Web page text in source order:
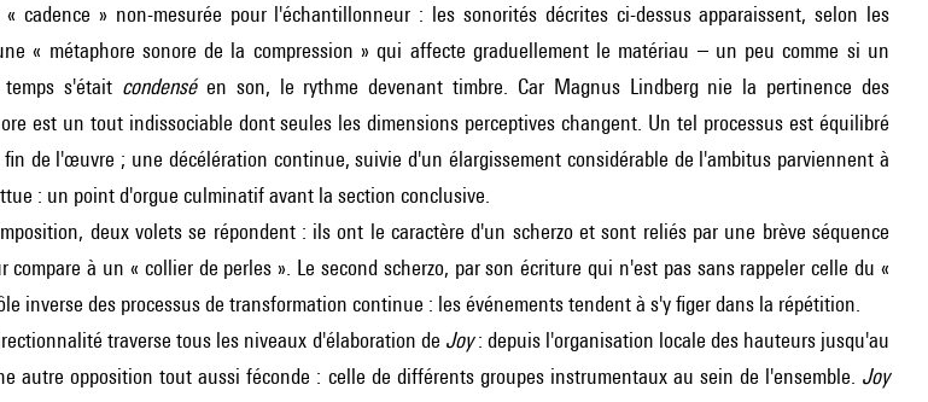
cadence » non-mesurée pour l'échantillonneur : les sonorités décrites ci-dessus apparaissent, selon les
« métaphore sonore de la compression » qui affecte graduellement le matériau – un peu comme si un
s'était condenséen son, le rythme devenant timbre. Car Magnus Lindberg nie la pertinence des
est un tout indissociable dont seules les dimensions perceptives changent. Un tel processus est équilibré
de l'œuvre ; une décélération continue, suivie d'un élargissement considérable de l'ambitus parviennent à
: un point d'orgue culminatif avant la section conclusive.
deux volets se répondent : ils ont le caractère d'un scherzo et sont reliés par une brève séquence
à un « collier de perles ». Le second scherzo, par son écriture qui n'est pas sans rappeler celle du «
inverse des processus de transformation continue : les événements tendent à s'y figer dans la répétition.
traverse tous les niveaux d'élaboration de Joy: depuis l'organisation locale des hauteurs jusqu'au
autre opposition tout aussi féconde : celle de différents groupes instrumentaux au sein de l'ensemble. Joy